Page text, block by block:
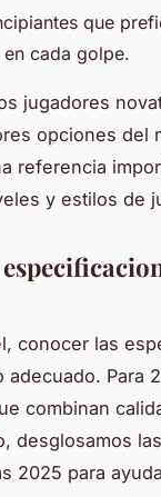
que
cada golpe.
jugadores
opciones del
referencia
y estilos de
conocer las
Para
combinan
desglosamos
2025 para